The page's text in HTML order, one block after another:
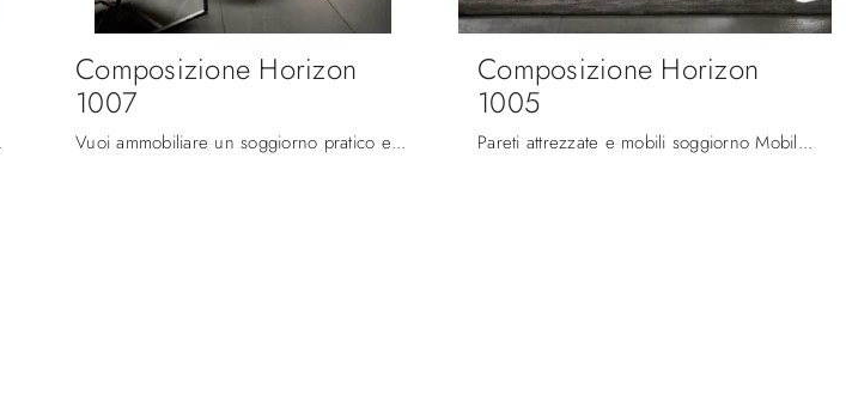
ideale per ...
Composizione Horizon
1007
Vuoi ammobiliare un soggiorno pratico e dinamico? Ti presentiamo la parete attrezzata Composizione Horizon 1007 Mobilgam dalle linee decise moderne.
Composizione Horizon
1005
Pareti attrezzate e mobili soggiorno Mobilgam: clicca e scopri il modello Composizione Horizon 1005 e potrai arricchire stanze moderne di ogni genere.